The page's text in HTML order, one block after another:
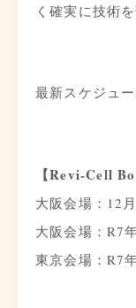
く確実に技術
最新スケジュ
【Revi-Cell
大阪会場：12
大阪会場：R7
東京会場：R7